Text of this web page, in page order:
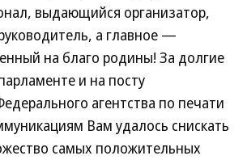
выдающийся организатор,
а главное —
на благо родины! За долгие
и на посту
агентства по печати
Вам удалось снискать
самых положительных